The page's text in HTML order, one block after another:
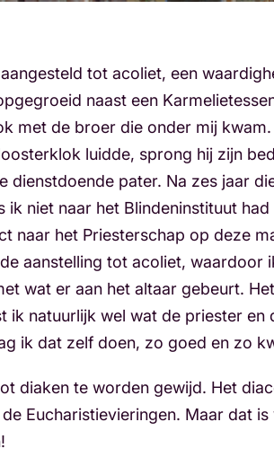
tot acoliet, een
naast een
met de broer die onder mij kwam.
luidde, sprong hij zijn
dienstdoende pater. Na zes jaar
niet naar het Blindeninstituut
naar het Priesterschap op deze
aanstelling tot acoliet,
wat er aan het altaar gebeurt.
ik natuurlijk wel wat de priester
ik dat zelf doen, zo goed en zo
diaken te worden gewijd. Het
Eucharistievieringen. Maar dat